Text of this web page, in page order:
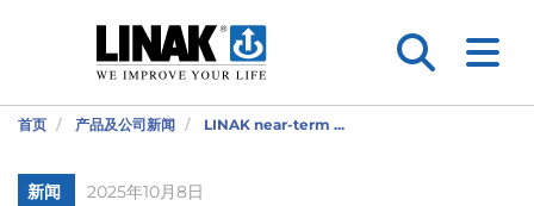
首页 产品及公司新闻 LINAK near-term ...
新闻 2025年10月8日